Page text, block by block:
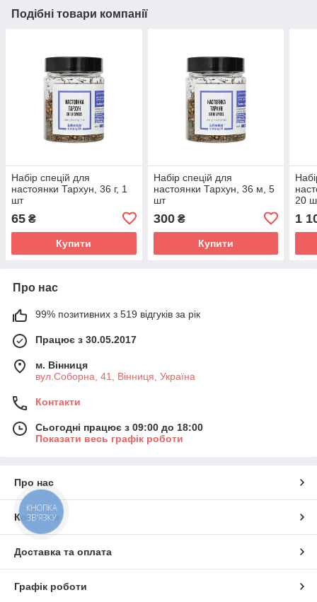
Подібні товари компанії
Набір спецій для
настоянки Тархун, 36 г, 1
шт
65 ₴
Купити
Набір спецій для
настоянки Тархун, 36 м, 5
шт
300₴
Купити
20
1
Про нас
99% позитивних з 519 відгуків за рік
Працює з 30.05.2017
м. Вінниця
вул.Соборна, 41, Вінниця, Україна
Контакти
Сьогодні працює з 09:00 до 18:00
Показати весь графік роботи
Про нас
Контакти
Доставка та оплата
Графік роботи
КНОПКА
ЗВ'ЯЗКУ